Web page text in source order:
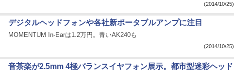
(2014/10/25)
デジタルヘッドフォンや各社新ポータブルアンプに注目
MOMENTUM In-Earは1.2万円。青いAK240も
(2014/10/25)
音茶楽が2.5mm 4極バランスイヤフォン展示。都市型迷彩ヘッド